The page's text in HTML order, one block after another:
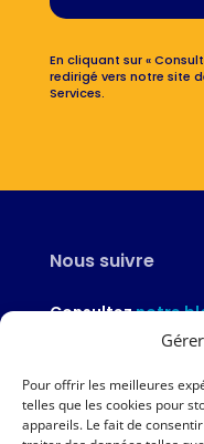
Pour offrir les meilleures
telles que les cookies pour
appareils. Le fait de
En cliquant sur «
redirigé vers notre site
Services.
Nous suivre
Consulteznotre
Nous contacter